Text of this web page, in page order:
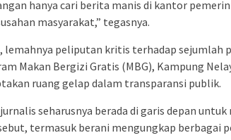
hanya cari berita manis di kantor
masyarakat,” tegasnya.
lemahnya peliputan kritis terhadap sejumlah
Makan Bergizi Gratis (MBG), Kampung
ruang gelap dalam transparansi publik.
seharusnya berada di garis depan
termasuk berani mengungkap berbagai